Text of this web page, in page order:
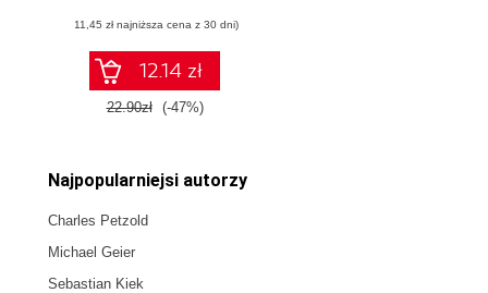
(11,45 zł najniższa cena z 30 dni)
12.14 zł
22.90zł (-47%)
Najpopularniejsi autorzy
Charles Petzold
Michael Geier
Sebastian Kiek